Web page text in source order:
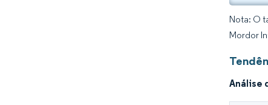
Nota: O
Mordor
Análise